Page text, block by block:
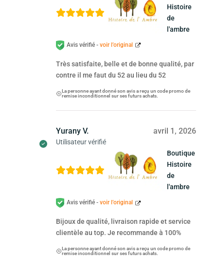
Histoire
de
l'ambre
Avis vérifié - voir l’original
Très satisfaite, belle et de bonne qualité, par
contre il me faut du 52 au lieu du 52
La personne ayant donné son avis a reçu un code promo de
remise inconditionnel sur ses futurs achats.
Yurany V.
Utilisateur vérifié
avril 1, 2026
Boutique
Histoire
de
l'ambre
Avis vérifié - voir l’original
Bijoux de qualité, livraison rapide et service
clientèle au top. Je recommande à 100%
La personne ayant donné son avis a reçu un code promo de
remise inconditionnel sur ses futurs achats.